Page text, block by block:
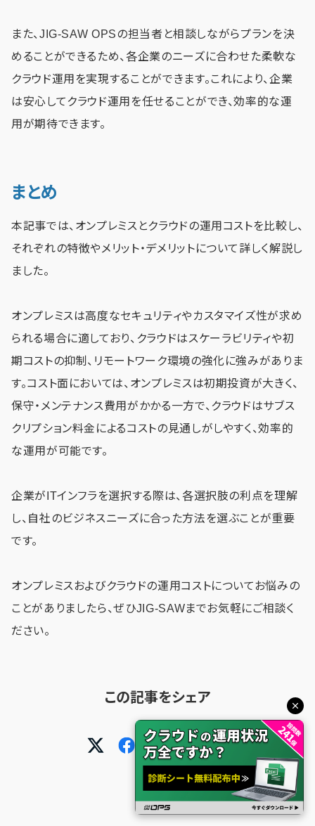
また、JIG-SAW OPSの担当者と相談しながらプランを決
めることができるため、各企業のニーズに合わせた柔軟な
クラウド運用を実現することができます。これにより、企業
は安心してクラウド運用を任せることができ、効率的な運
用が期待できます。
まとめ
本記事では、オンプレミスとクラウドの運用コストを比較し、
それぞれの特徴やメリット・デメリットについて詳しく解説し
ました。
オンプレミスは高度なセキュリティやカスタマイズ性が求め
られる場合に適しており、クラウドはスケーラビリティや初
期コストの抑制、リモートワーク環境の強化に強みがありま
す。コスト面においては、オンプレミスは初期投資が大きく、
保守・メンテナンス費用がかかる一方で、クラウドはサブス
クリプション料金によるコストの見通しがしやすく、効率的
な運用が可能です。
企業がITインフラを選択する際は、各選択肢の利点を理解
し、自社のビジネスニーズに合った方法を選ぶことが重要
です。
オンプレミスおよびクラウドの運用コストについてお悩みの
ことがありましたら、ぜひJIG-SAWまでお気軽にご相談く
ださい。
この記事をシェア